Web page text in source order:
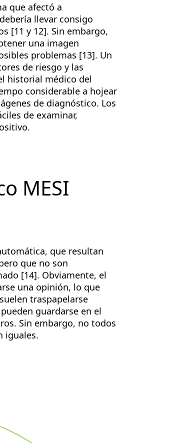
que afectó a
llevar consigo
[11 y 12]. Sin embargo,
una imagen
problemas [13]. Un
de riesgo y las
historial médico del
considerable a hojear
de diagnóstico. Los
de examinar,
MESI
que resultan
que no son
[14]. Obviamente, el
una opinión, lo que
traspapelarse
guardarse en el
Sin embargo, no todos
iguales.